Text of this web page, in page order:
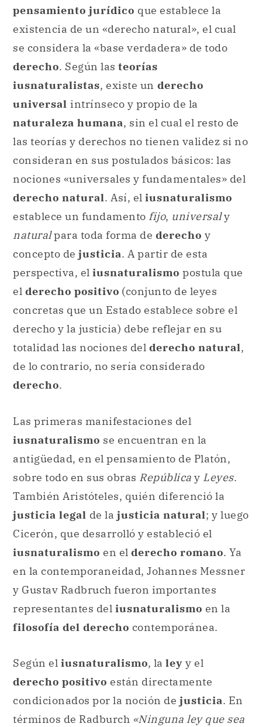
pensamiento jurídico que establece la
existencia de un «derecho natural», el cual
se considera la «base verdadera» de todo
derecho. Según las teorías
iusnaturalistas, existe un derecho
universal intrínseco y propio de la
naturaleza humana, sin el cual el resto de
las teorías y derechos no tienen validez si no
consideran en sus postulados básicos: las
nociones «universales y fundamentales» del
derecho natural. Así, el iusnaturalismo
establece un fundamento fijo, universaly
naturalpara toda forma de derecho y
concepto de justicia. A partir de esta
perspectiva, el iusnaturalismo postula que
el derecho positivo (conjunto de leyes
concretas que un Estado establece sobre el
derecho y la justicia) debe reflejar en su
totalidad las nociones del derecho natural,
de lo contrario, no sería considerado
derecho.
Las primeras manifestaciones del
iusnaturalismo se encuentran en la
antigüedad, en el pensamiento de Platón,
sobre todo en sus obras República y Leyes.
También Aristóteles, quién diferenció la
justicia legal de la justicia natural; y luego
Cicerón, que desarrolló y estableció el
iusnaturalismo en el derecho romano. Ya
en la contemporaneidad, Johannes Messner
y Gustav Radbruch fueron importantes
representantes del iusnaturalismo en la
filosofía del derecho contemporánea.
Según el iusnaturalismo, la ley y el
derecho positivo están directamente
condicionados por la noción de justicia. En
términos de Radburch «Ninguna ley que sea